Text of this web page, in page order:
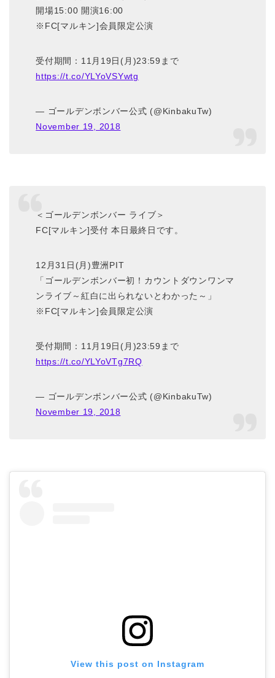
開場15:00 開演16:00
※FC[マルキン]会員限定公演
受付期間：11月19日(月)23:59まで
https://t.co/YLYoVSYwtg
— ゴールデンボンバー公式 (@KinbakuTw)
November 19, 2018
＜ゴールデンボンバー ライブ＞
FC[マルキン]受付 本日最終日です。
12月31日(月)豊洲PIT
「ゴールデンボンバー初！カウントダウンワンマ
ンライブ～紅白に出られないとわかった～」
※FC[マルキン]会員限定公演
受付期間：11月19日(月)23:59まで
https://t.co/YLYoVTg7RQ
— ゴールデンボンバー公式 (@KinbakuTw)
November 19, 2018
View this post on Instagram